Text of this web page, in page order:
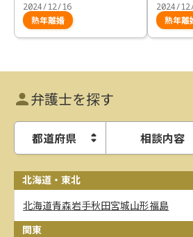
2024/12/16
熟年離婚
2024/
熟年離
弁護士を探す
都道府県 相談内容
北海道・東北
北海道青森岩手秋田宮城山形福島
関東